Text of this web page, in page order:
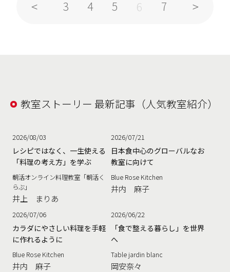
3 4 5 6 7
教室ストーリー 最新記事（人気教室紹介）
2026/08/03
レシピではなく、一生使える
「料理の考え方」を学ぶ
朝活オンライン料理教室「朝活く
らぶ」
井上 まりあ
2026/07/21
日本食中心のグローバルなお
教室に向けて
Blue Rose Kitchen
井内 麻子
2026/07/06
カラダにやさしい料理を手軽
に作れるように
Blue Rose Kitchen
井内 麻子
2026/06/22
「食で整える暮らし」を世界
へ
Table jardin blanc
岡安奈々